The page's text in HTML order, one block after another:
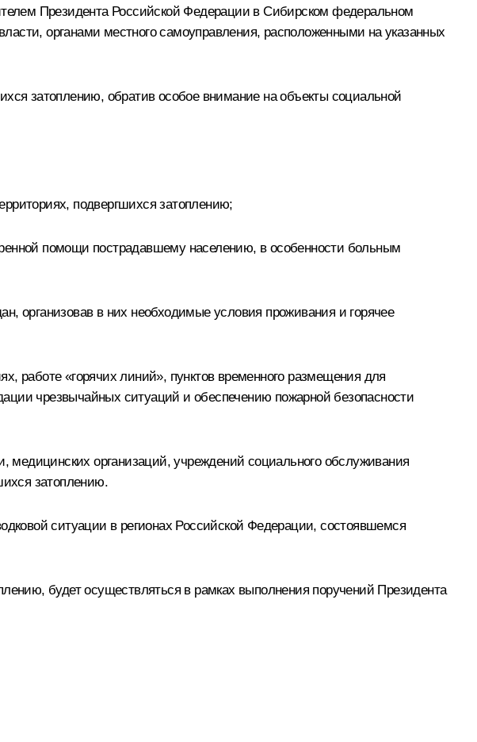
Президента Российской Федерации в Сибирском федеральном
органами местного самоуправления, расположенными на указанных
затоплению, обратив особое внимание на объекты социальной
подвергшихся затоплению;
помощи пострадавшему населению, в особенности больным
организовав в них необходимые условия проживания и горячее
работе «горячих линий», пунктов временного размещения для
чрезвычайных ситуаций и обеспечению пожарной безопасности
медицинских организаций, учреждений социального обслуживания
затоплению.
ситуации в регионах Российской Федерации, состоявшемся
будет осуществляться в рамках выполнения поручений Президента